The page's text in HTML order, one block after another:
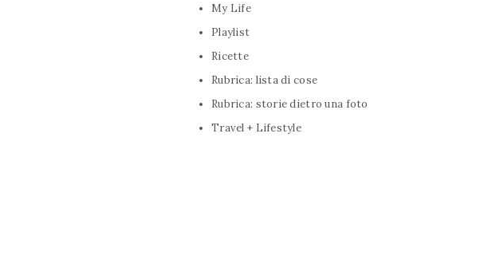
My Life
Playlist
Ricette
Rubrica: lista di cose
Rubrica: storie dietro una foto
Travel + Lifestyle